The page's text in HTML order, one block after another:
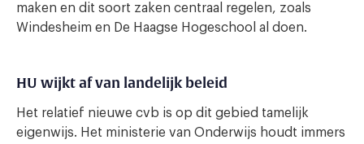
maken en dit soort zaken centraal regelen, zoals
Windesheim en De Haagse Hogeschool al doen.
HU wijkt af van landelijk beleid
Het relatief nieuwe cvb is op dit gebied tamelijk
eigenwijs. Het ministerie van Onderwijs houdt immers